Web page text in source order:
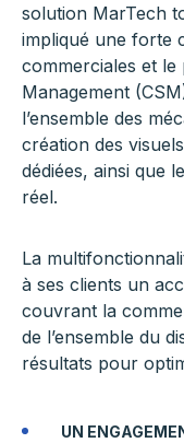
solution MarTech
impliqué une forte
commerciales et le
Management
l’ensemble des
création des
dédiées, ainsi que
réel.
La
à ses clients un
couvrant la
de l’ensemble du
résultats pour
UN